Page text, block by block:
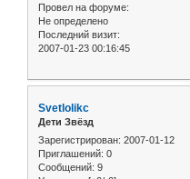
Провел на форуме:
Не определено
Последний визит:
2007-01-23 00:16:45
Svetlolikc
Дети Звёзд
Зарегистрирован: 2007-01-12
Приглашений: 0
Сообщений: 9